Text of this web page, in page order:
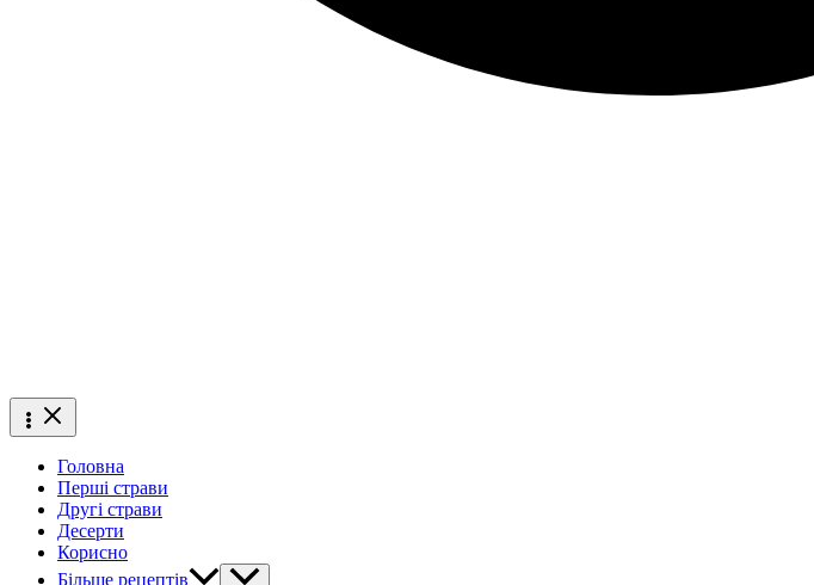
Головна
Перші страви
Другі страви
Десерти
Корисно
Більше рецептів